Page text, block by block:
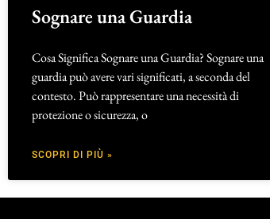
Sognare una Guardia
Cosa Significa Sognare una Guardia? Sognare una
guardia può avere vari significati, a seconda del
contesto. Può rappresentare una necessità di
protezione o sicurezza, o
SCOPRI DI PIÙ »